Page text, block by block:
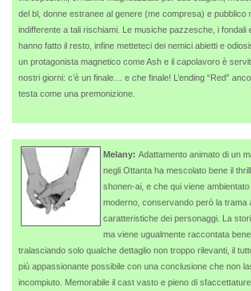
del bl, donne estranee al genere (me compresa) e pubblico
indifferente a tali rischiami. Le musiche pazzesche, i fondali
hanno fatto il resto, infine metteteci dei nemici abietti e
un protagonista magnetico come Ash e il capolavoro è
nostri giorni: c’è un finale… e che finale! L’ending “Red”
testa come una premonizione.
Melany: Adattamento animato di un
negli Ottanta ha mescolato bene il
shonen-ai, e che qui viene
moderno, conservando però la trama
caratteristiche dei personaggi. La
ma viene ugualmente raccontata
tralasciando solo qualche dettaglio non troppo rilevanti, il
più appassionante possibile con una conclusione che non
incompiuto. Memorabile il cast vasto e pieno di